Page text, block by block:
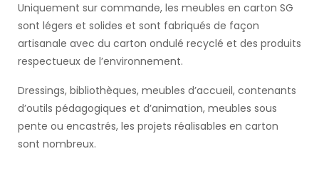
Uniquement sur commande, les meubles en carton SG
sont légers et solides et sont fabriqués de façon
artisanale avec du carton ondulé recyclé et des produits
respectueux de l’environnement.
Dressings, bibliothèques, meubles d’accueil, contenants
d’outils pédagogiques et d’animation, meubles sous
pente ou encastrés, les projets réalisables en carton
sont nombreux.